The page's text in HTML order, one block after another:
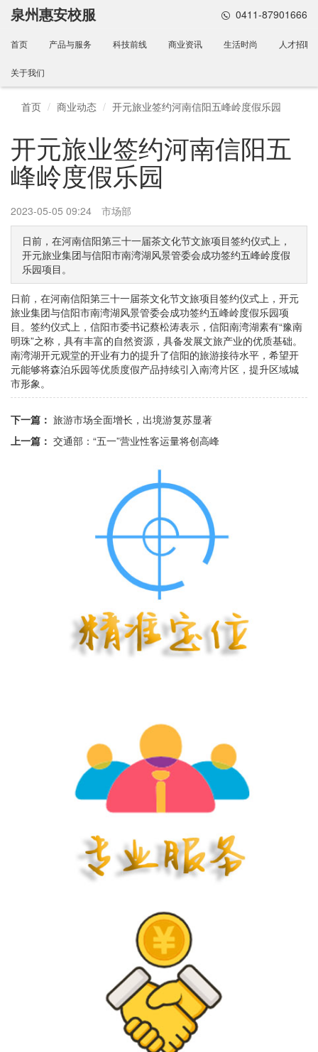
泉州惠安校服 0411-87901666
首页 产品与服务 科技前线 商业资讯 生活时尚 人才招聘
关于我们
首页 商业动态 开元旅业签约河南信阳五峰岭度假乐园
开元旅业签约河南信阳五
峰岭度假乐园
2023-05-05 09:24 市场部
日前，在河南信阳第三十一届茶文化节文旅项目签约仪式上，
开元旅业集团与信阳市南湾湖风景管委会成功签约五峰岭度假
乐园项目。
日前，在河南信阳第三十一届茶文化节文旅项目签约仪式上，开元
旅业集团与信阳市南湾湖风景管委会成功签约五峰岭度假乐园项
目。签约仪式上，信阳市委书记蔡松涛表示，信阳南湾湖素有“豫南
明珠”之称，具有丰富的自然资源，具备发展文旅产业的优质基础。
南湾湖开元观堂的开业有力的提升了信阳的旅游接待水平，希望开
元能够将森泊乐园等优质度假产品持续引入南湾片区，提升区域城
市形象。
下一篇： 旅游市场全面增长，出境游复苏显著
上一篇： 交通部：“五一”营业性客运量将创高峰